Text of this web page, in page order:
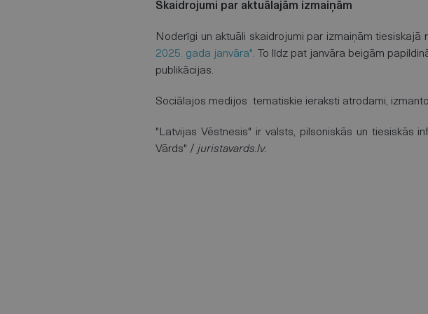
Skaidrojumi par aktuālajām izmaiņām
Noderīgi un aktuāli skaidrojumi par izmaiņām tiesiskajā
2025. gada janvāra". To līdz pat janvāra beigām
publikācijas.
Sociālajos medijos tematiskie ieraksti atrodami,
"Latvijas Vēstnesis" ir valsts, pilsoniskās un tiesiskās
Vārds" / juristavards.lv.